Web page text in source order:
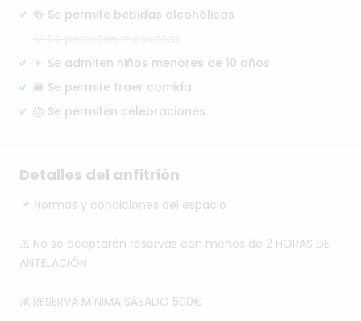
🍻 Se permite bebidas alcohólicas
👦 Se admiten niños menores de 10 años
🍔 Se permite traer comida
🎂 Se permiten celebraciones
Detalles del anfitrión
📌 Normas y condiciones del espacio
⚠️ No se aceptarán reservas con menos de 2 HORAS DE
ANTELACIÓN
💰 RESERVA MÍNIMA SÁBADO 500€